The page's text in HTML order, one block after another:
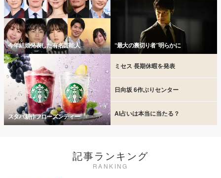
今年結婚発表した有名芸能人 “最大の裏切り者”明らかに
スタバ新作フローズンティー
ミセス 長期休暇を発表
日向坂 6作ぶりセンター
AI占いは本当に当たる？
記事ランキング
RANKING